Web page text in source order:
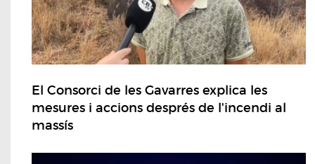
El Consorci de les Gavarres explica les
mesures i accions després de l'incendi al
massís